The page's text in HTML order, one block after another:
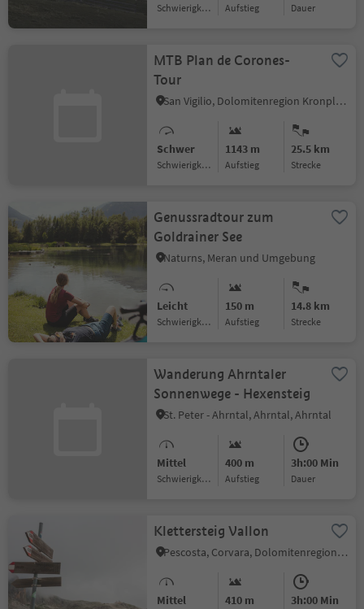
Schwierigkeitsgrad Aufstieg Dauer
MTB Plan de Corones-
Tour
San Vigilio, Dolomitenregion Kronplatz
Schwer
Schwierigkeitsgrad
1143 m
Aufstieg
25.5 km
Strecke
Genussradtour zum
Goldrainer See
Naturns, Meran und Umgebung
Leicht
Schwierigkeitsgrad
150 m
Aufstieg
14.8 km
Strecke
Wanderung Ahrntaler
Sonnenwege - Hexensteig
St. Peter - Ahrntal, Ahrntal, Ahrntal
Mittel
Schwierigkeitsgrad
400 m
Aufstieg
3h:00 Min
Dauer
Klettersteig Vallon
Pescosta, Corvara, Dolomitenregion Alta Badia
Mittel 410 m 3h:00 Min